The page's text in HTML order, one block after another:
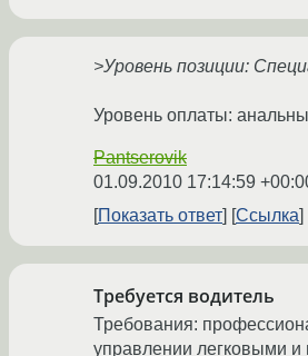
>Уровень позиции:
Уровень оплаты:
Pantserovik
01.09.2010 17:14:59
Показать ответ
Ссылка
Требуется водитель
Требования:
управлении легковыми и